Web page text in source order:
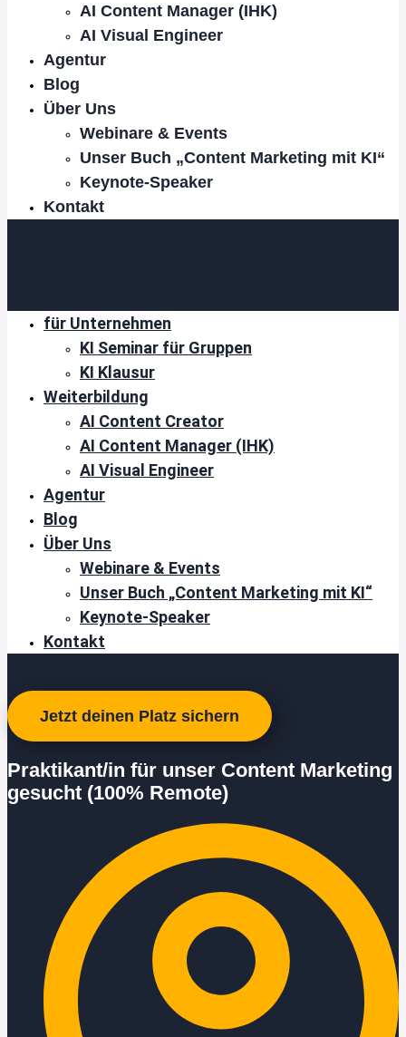
AI Content Manager (IHK)
AI Visual Engineer
Agentur
Blog
Über Uns
Webinare & Events
Unser Buch „Content Marketing mit KI“
Keynote-Speaker
Kontakt
für Unternehmen
KI Seminar für Gruppen
KI Klausur
Weiterbildung
AI Content Creator
AI Content Manager (IHK)
AI Visual Engineer
Agentur
Blog
Über Uns
Webinare & Events
Unser Buch „Content Marketing mit KI“
Keynote-Speaker
Kontakt
Jetzt deinen Platz sichern
Praktikant/in für unser Content Marketing
gesucht (100% Remote)